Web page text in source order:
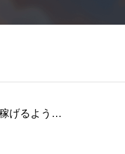
げるように